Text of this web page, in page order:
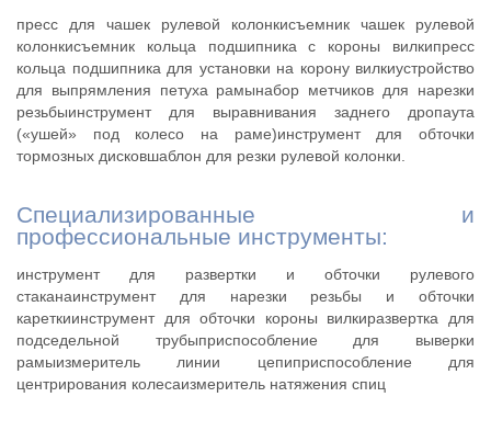
пресс для чашек рулевой колонкисъемник чашек рулевой
колонкисъемник кольца подшипника с короны вилкипресс
кольца подшипника для установки на корону вилкиустройство
для выпрямления петуха рамынабор метчиков для нарезки
резьбыинструмент для выравнивания заднего дропаута
(«ушей» под колесо на раме)инструмент для обточки
тормозных дисковшаблон для резки рулевой колонки.
Специализированные и
профессиональные инструменты:
инструмент для развертки и обточки рулевого
стаканаинструмент для нарезки резьбы и обточки
кареткиинструмент для обточки короны вилкиразвертка для
подседельной трубыприспособление для выверки
рамыизмеритель линии цепиприспособление для
центрирования колесаизмеритель натяжения спиц